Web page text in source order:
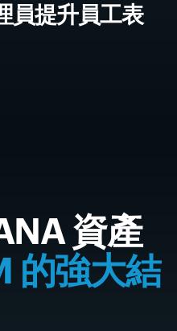
員提升員工表
資產
的強大結